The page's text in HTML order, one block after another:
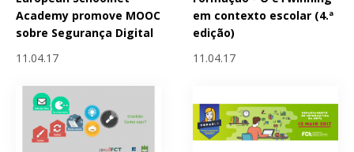
Academy promove MOOC
sobre Segurança Digital
11.04.17
em contexto escolar (4.ª
edição)
11.04.17